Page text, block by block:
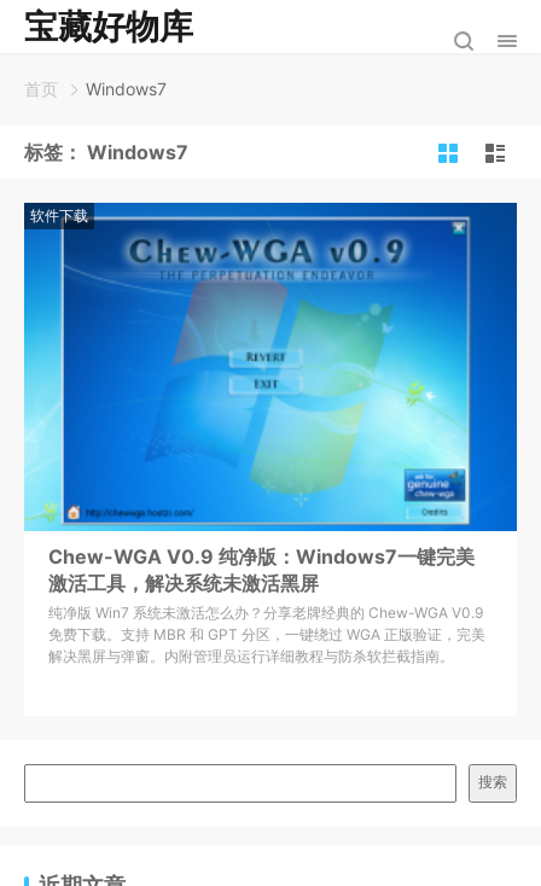
宝藏好物库
首页 Windows7
标签： Windows7
软件下载
Chew-WGA V0.9 纯净版：Windows7一键完美
激活工具，解决系统未激活黑屏
纯净版 Win7 系统未激活怎么办？分享老牌经典的 Chew-WGA V0.9
免费下载。支持 MBR 和 GPT 分区，一键绕过 WGA 正版验证，完美
解决黑屏与弹窗。内附管理员运行详细教程与防杀软拦截指南。
搜索